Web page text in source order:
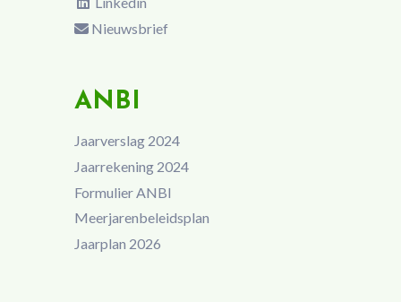
Nieuwsbrief
ANBI
Jaarverslag 2024
Jaarrekening 2024
Formulier ANBI
Meerjarenbeleidsplan
Jaarplan 2026